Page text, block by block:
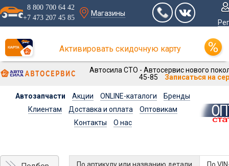
8 800 700 64 42
+7 473 207 45 85
Магазины
Активировать скидочную карту
Автосила СТО - Автосервис нового
45-85
Записаться на
Автозапчасти Акции ONLINE-каталоги
Бренды
Клиентам
Доставка и оплата
Оптовикам
Контакты
О нас
По артикулу или названию детали По